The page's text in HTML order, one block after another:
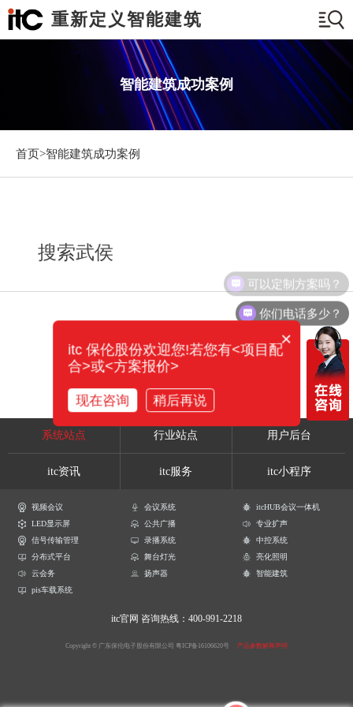
重新定义智能建筑
智能建筑成功案例
首页>智能建筑成功案例
搜索武侯
系统站点 行业站点 用户后台
itc资讯 itc服务 itc小程序
视频会议 会议系统
itcHUB会议一体机
LED显示屏
公共广播
专业扩声
信号传输管理
录播系统
中控系统
分布式平台
舞台灯光
亮化照明
云会务
扬声器
智能建筑
pis车载系统
itc官网 咨询热线：400-991-2218
Copyright © 广东保伦电子股份有限公司 粤ICP备16106620号 产品参数解释声明
可以定制方案吗？
你们电话多少？
×
itc 保伦股份欢迎您!若您有<项目配
合>或<方案报价>
现在咨询 稍后再说